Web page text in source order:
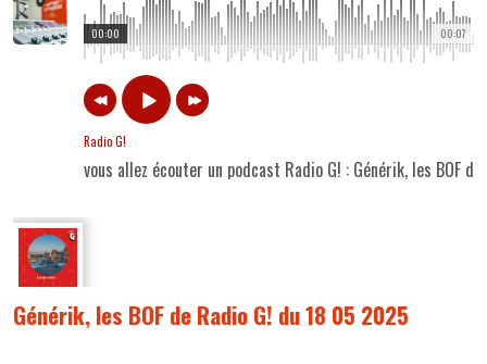
00:07
00:00
Radio G!
vous allez écouter un podcast Radio G! : Générik, les BOF
Générik, les BOF de Radio G! du 18 05 2025